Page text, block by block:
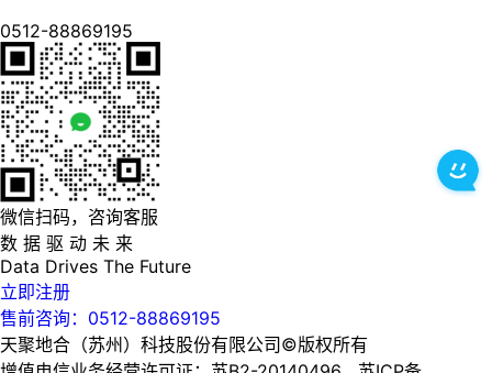
0512-88869195
微信扫码，咨询客服
数 据 驱 动 未 来
Data Drives The Future
立即注册
售前咨询：0512-88869195
天聚地合（苏州）科技股份有限公司©版权所有